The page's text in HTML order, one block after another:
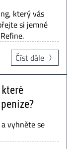
který vás
si jemné
Číst dále
které
vyhněte se